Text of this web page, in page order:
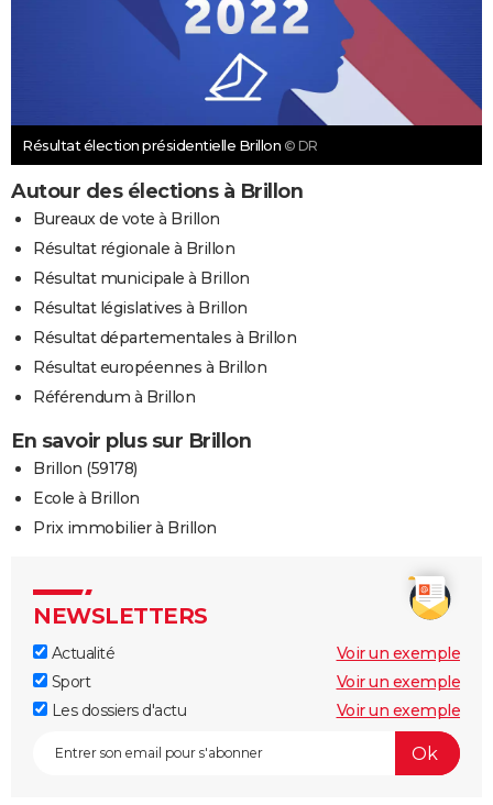
Résultat élection présidentielle Brillon © DR
Autour des élections à Brillon
Bureaux de vote à Brillon
Résultat régionale à Brillon
Résultat municipale à Brillon
Résultat législatives à Brillon
Résultat départementales à Brillon
Résultat européennes à Brillon
Référendum à Brillon
En savoir plus sur Brillon
Brillon (59178)
Ecole à Brillon
Prix immobilier à Brillon
NEWSLETTERS
Actualité
Voir un exemple
Sport
Voir un exemple
Les dossiers d'actu
Voir un exemple